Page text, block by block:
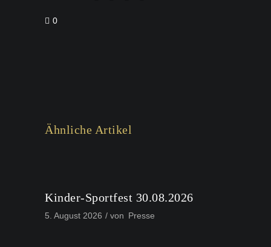
0
Ähnliche Artikel
Kinder-Sportfest 30.08.2026
5. August 2026 von Presse